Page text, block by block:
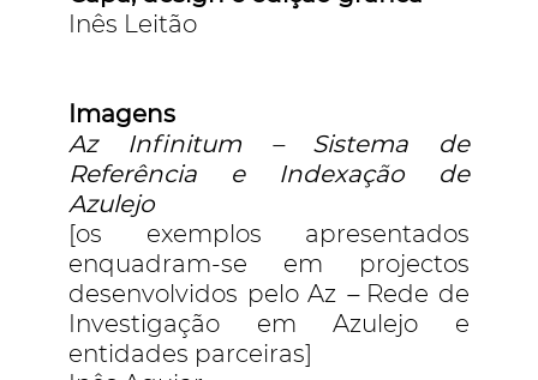
Inês Leitão
Imagens
Az Infinitum – Sistema de
Referência e Indexação de
Azulejo
[os exemplos apresentados
enquadram-se em projectos
desenvolvidos pelo Az –Rede de
Investigação em Azulejo e
entidades parceiras]